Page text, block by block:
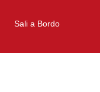
Sali a Bordo